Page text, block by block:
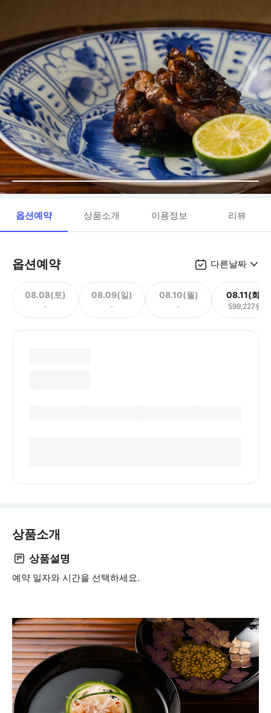
옵션예약 상품소개 이용정보 리뷰
옵션예약 다른날짜
08.08(토)
-
08.09(일)
-
08.10(월)
-
08.11(화)
599,227원
상품소개
상품설명
예약 일자와 시간을 선택하세요.